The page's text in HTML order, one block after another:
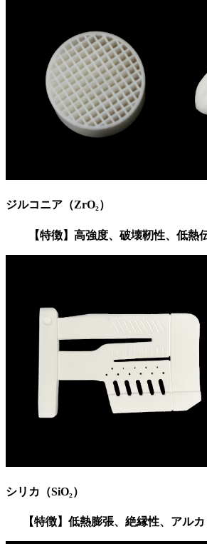
ジルコニア（ZrO₂）
【特徴】高強度、破壊靭性、低熱
シリカ（SiO₂）
【特徴】 低熱膨張、絶縁性、アル